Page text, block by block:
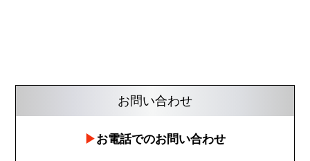
お問い合わせ
お電話でのお問い合わせ